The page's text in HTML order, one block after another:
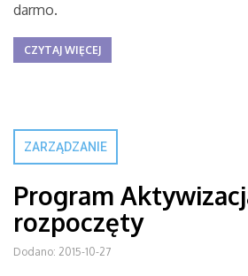
darmo.
CZYTAJ WIĘCEJ
ZARZĄDZANIE
Program
rozpoczęty
Dodano: 2015-10-27